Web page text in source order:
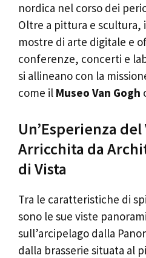
nordica nel corso dei
Oltre a pittura e scultura,
mostre di arte digitale e
conferenze, concerti e
si allineano con la
come il Museo Van Gogh
Un’Esperienza
Arricchita da
di Vista
Tra le caratteristiche di
sono le sue viste
sull’arcipelago dalla
dalla brasserie situata al